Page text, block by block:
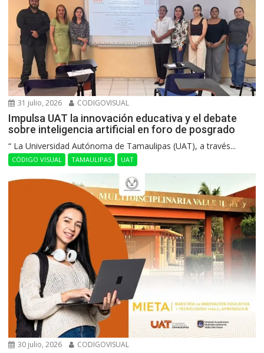
31 julio, 2026 CODIGOVISUAL
Impulsa UAT la innovación educativa y el debate
sobre inteligencia artificial en foro de posgrado
“ La Universidad Autónoma de Tamaulipas (UAT), a través...
CÓDIGO VISUAL TAMAULIPAS UAT
30 julio, 2026 CODIGOVISUAL